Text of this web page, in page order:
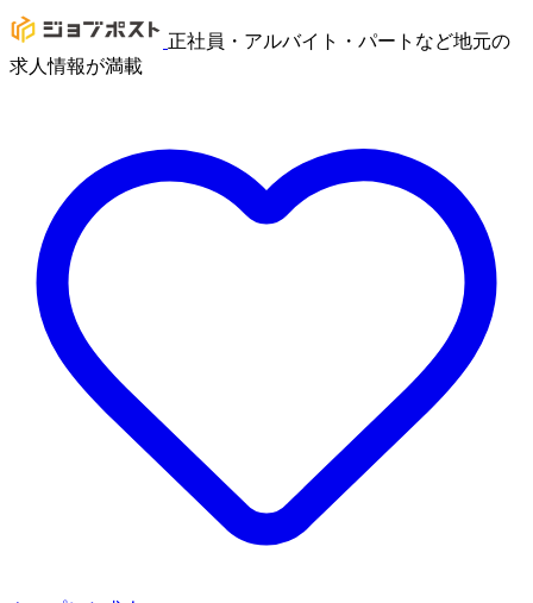
正社員・アルバイト・パートなど地元の
求人情報が満載